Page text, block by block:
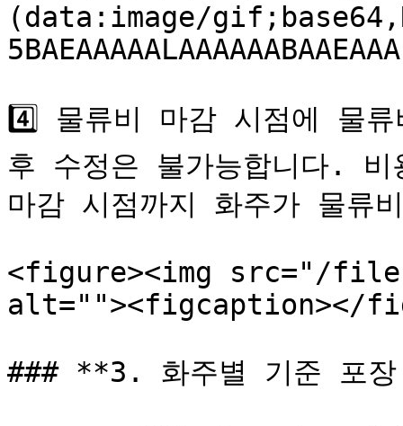
(data:image/
4️⃣ 물류비 마감 시점에 물
후 수정은 불가능합니다.
마감 시점까지 화주가 물류
<figure><img src="/files/
alt=""><figcaption></
### **3. 화주별 기준 포장